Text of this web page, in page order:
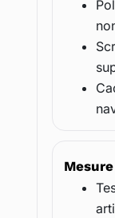
Mesure